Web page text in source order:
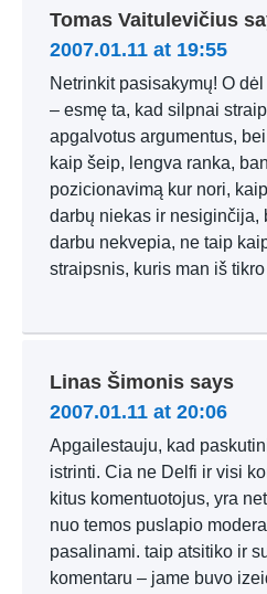
Tomas Vaitulevičius
2007.01.11 at 19:55
Netrinkit pasisakymų! O
– esmę ta, kad silpnai
apgalvotus argumentus,
kaip šeip, lengva ranka,
pozicionavimą kur nori,
darbų niekas ir nesiginčija,
darbu nekvepia, ne taip
straipsnis, kuris man iš
Linas Šimonis says
2007.01.11 at 20:06
Apgailestauju, kad
istrinti. Cia ne Delfi ir visi
kitus komentuotojus, yra
nuo temos puslapio
pasalinami. taip atsitiko ir
komentaru – jame buvo